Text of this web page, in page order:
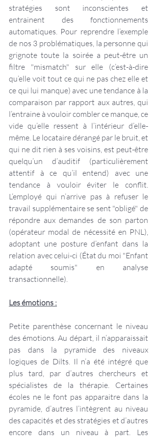
stratégies sont inconscientes et
entrainent des fonctionnements
automatiques. Pour reprendre l’exemple
de nos 3 problématiques, la personne qui
grignote toute la soirée a peut-être un
filtre "mismatch" sur elle (c’est-à-dire
qu’elle voit tout ce qui ne pas chez elle et
ce qui lui manque) avec une tendance à la
comparaison par rapport aux autres, qui
l’entraine à vouloir combler ce manque, ce
vide qu’elle ressent à l’intérieur d’elle-
même. Le locataire dérangé par le bruit, et
qui ne dit rien à ses voisins, est peut-être
quelqu’un d’auditif (particulièrement
attentif à ce qu’il entend) avec une
tendance à vouloir éviter le conflit.
L’employé qui n’arrive pas à refuser le
travail supplémentaire se sent "obligé" de
répondre aux demandes de son parton
(opérateur modal de nécessité en PNL),
adoptant une posture d’enfant dans la
relation avec celui-ci (État du moi "Enfant
adapté soumis" en analyse
transactionnelle).
Les émotions :
Petite parenthèse concernant le niveau
des émotions. Au départ, il n’apparaissait
pas dans la pyramide des niveaux
logiques de Dilts. Il n’a été intégré que
plus tard, par d’autres chercheurs et
spécialistes de la thérapie. Certaines
écoles ne le font pas apparaitre dans la
pyramide, d’autres l’intègrent au niveau
des capacités et des stratégies et d’autres
encore dans un niveau à part. Les